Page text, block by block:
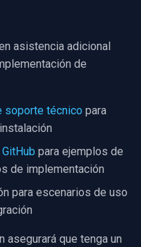
asistencia adicional
de
soporte técnico para
para ejemplos de
de implementación
para escenarios de uso
asegurará que tenga un